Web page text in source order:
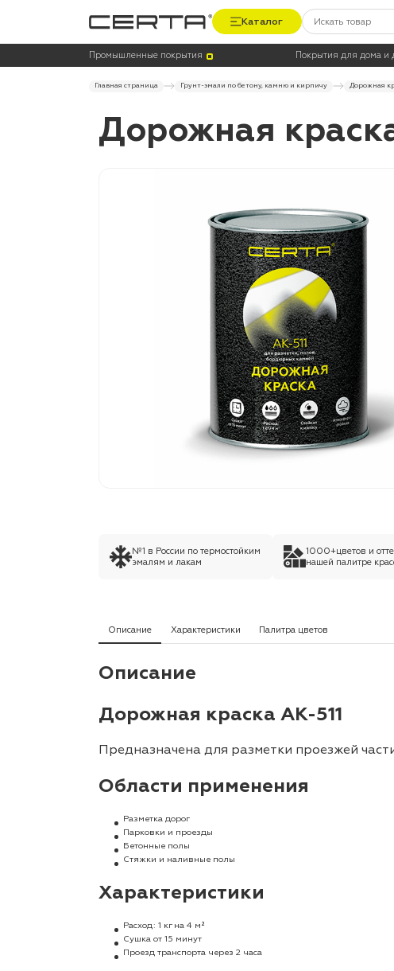
Каталог
Промышленные покрытия Покрытия для дома и
Главная страница Грунт-эмали по бетону, камню и кирпичу Дорожная
Дорожная
№1 в России по термостойким
эмалям и лакам
1000+цветов и
нашей палитре
Описание Характеристики Палитра цветов
Описание
Дорожная краска АК-511
Предназначена для разметки проезжей
Области применения
Разметка дорог
Парковки и проезды
Бетонные полы
Стяжки и наливные полы
Характеристики
Расход: 1 кг на 4 м²
Сушка от 15 минут
Проезд транспорта через 2 часа